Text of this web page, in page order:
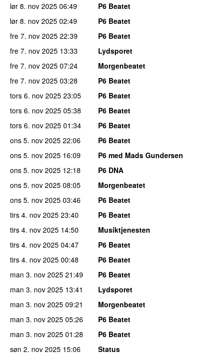
lør 8. nov 2025 06:49
P6 Beatet
lør 8. nov 2025 02:49
P6 Beatet
fre 7. nov 2025 22:39
P6 Beatet
fre 7. nov 2025 13:33
Lydsporet
fre 7. nov 2025 07:24
Morgenbeatet
fre 7. nov 2025 03:28
P6 Beatet
tors 6. nov 2025 23:05
P6 Beatet
tors 6. nov 2025 05:38
P6 Beatet
tors 6. nov 2025 01:34
P6 Beatet
ons 5. nov 2025 22:06
P6 Beatet
ons 5. nov 2025 16:09
P6 med Mads Gundersen
ons 5. nov 2025 12:18
P6 DNA
ons 5. nov 2025 08:05
Morgenbeatet
ons 5. nov 2025 03:46
P6 Beatet
tirs 4. nov 2025 23:40
P6 Beatet
tirs 4. nov 2025 14:50
Musiktjenesten
tirs 4. nov 2025 04:47
P6 Beatet
tirs 4. nov 2025 00:48
P6 Beatet
man 3. nov 2025 21:49
P6 Beatet
man 3. nov 2025 13:41
Lydsporet
man 3. nov 2025 09:21
Morgenbeatet
man 3. nov 2025 05:26
P6 Beatet
man 3. nov 2025 01:28
P6 Beatet
søn 2. nov 2025 15:06
Status